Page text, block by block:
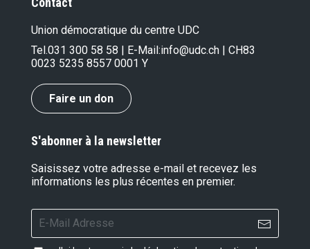
Union démocratique du centre UDC
Tel.031 300 58 58 | E-Mail:info@udc.ch | CH83
0023 5235 8557 0001 Y
Faire un don
S'abonner à la newsletter
Saisissez votre adresse e-mail et recevez les
informations les plus récentes en premier.